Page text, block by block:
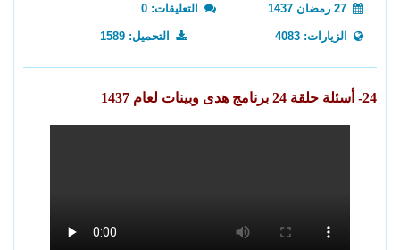
التعليقات: 0
الزيارات: 4083 التحميل: 1589
24- أسئلة حلقة 24 برنامج هدى وبينات لعام 1437